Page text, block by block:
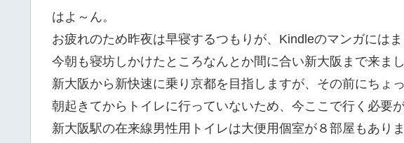
はよ～ん。
お疲れのため昨夜は早寝するつもりが、Kindleのマンガには
今朝も寝坊しかけたところなんとか間に合い新大阪まで来まし
新大阪から新快速に乗り京都を目指しますが、その前にちょ
朝起きてからトイレに行っていないため、今ここで行く必要が
新大阪駅の在来線男性用トイレは大便用個室が８部屋もありま